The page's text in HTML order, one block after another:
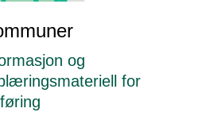
og
for